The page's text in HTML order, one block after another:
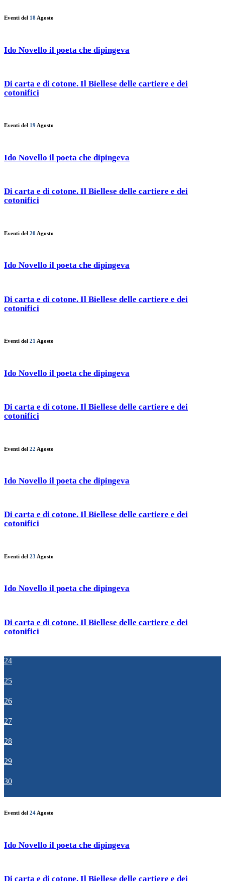
Eventi del 18 Agosto
Ido Novello il poeta che dipingeva
Di carta e di cotone. Il Biellese delle cartiere e dei
cotonifici
Eventi del 19 Agosto
Ido Novello il poeta che dipingeva
Di carta e di cotone. Il Biellese delle cartiere e dei
cotonifici
Eventi del 20 Agosto
Ido Novello il poeta che dipingeva
Di carta e di cotone. Il Biellese delle cartiere e dei
cotonifici
Eventi del 21 Agosto
Ido Novello il poeta che dipingeva
Di carta e di cotone. Il Biellese delle cartiere e dei
cotonifici
Eventi del 22 Agosto
Ido Novello il poeta che dipingeva
Di carta e di cotone. Il Biellese delle cartiere e dei
cotonifici
Eventi del 23 Agosto
Ido Novello il poeta che dipingeva
Di carta e di cotone. Il Biellese delle cartiere e dei
cotonifici
24
25
26
27
28
29
30
Eventi del 24 Agosto
Ido Novello il poeta che dipingeva
Di carta e di cotone. Il Biellese delle cartiere e dei